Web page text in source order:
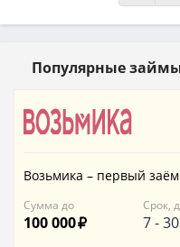
Популярные
Возьмика – первый
Сумма до
100 000
Срок,
7-30